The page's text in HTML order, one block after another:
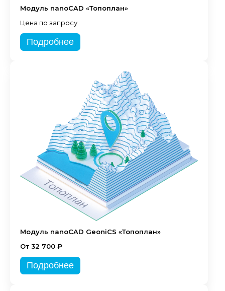
Модуль nanoCAD «Топоплан»
Цена по запросу
Подробнее
Модуль nanoCAD GeoniCS «Топоплан»
От 32 700 ₽
Подробнее